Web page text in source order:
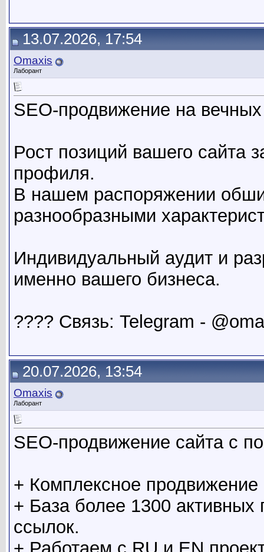
13.07.2026, 17:54
Omaxis
Лаборант
SEO-продвижение на
Рост позиций вашего сайта
профиля.
В нашем распоряжении
разнообразными
Индивидуальный аудит и
именно вашего бизнеса.
???? Связь: Telegram -
20.07.2026, 13:54
Omaxis
Лаборант
SEO-продвижение сайта с
+ Комплексное
+ База более 1300
ссылок.